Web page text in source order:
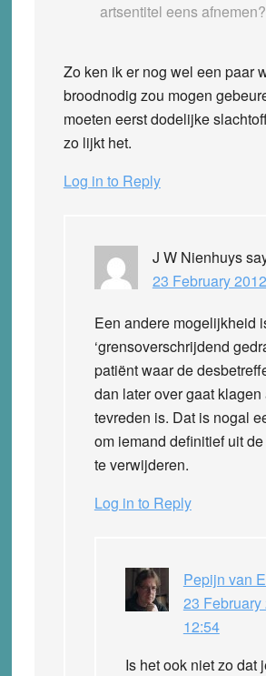
artsentitel eens
Zo ken ik er nog wel een paar
broodnodig zou mogen
moeten eerst dodelijke
zo lijkt het.
Log in to Reply
J W Nienhuys
23 February
Een andere mogelijkheid
‘grensoverschrijdend
patiënt waar de
dan later over gaat
tevreden is. Dat is nogal
om iemand definitief uit
te verwijderen.
Log in to Reply
Pepijn van
23 February
12:54
Is het ook niet zo dat